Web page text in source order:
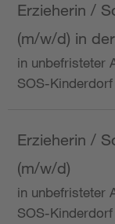
Erzieherin /
(m/w/d) in
in unbefristeter
SOS-
Erzieherin /
(m/w/d)
in unbefristeter
SOS-